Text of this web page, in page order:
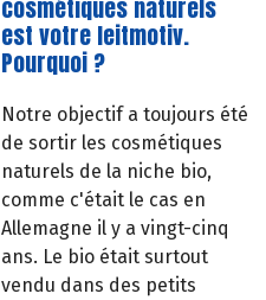
cosmétiques naturels
est votre leitmotiv.
Pourquoi ?
Notre objectif a toujours été
de sortir les cosmétiques
naturels de la niche bio,
comme c'était le cas en
Allemagne il y a vingt-cinq
ans. Le bio était surtout
vendu dans des petits